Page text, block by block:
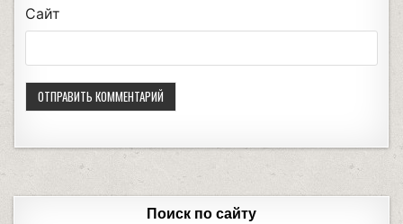
Сайт
Поиск по сайту